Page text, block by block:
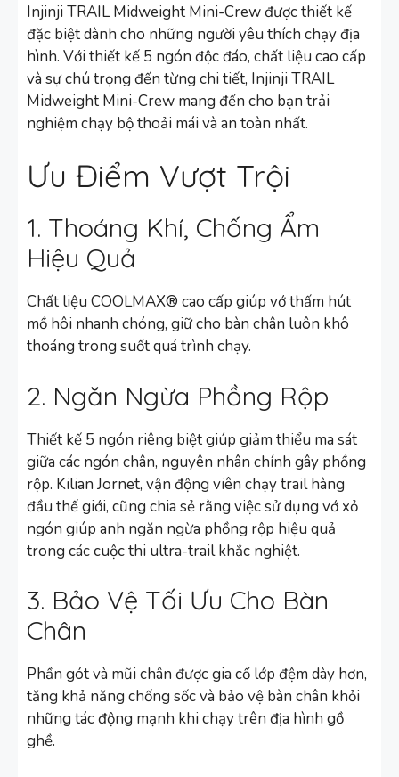
Injinji TRAIL Midweight Mini-Crew được thiết kế
đặc biệt dành cho những người yêu thích chạy địa
hình. Với thiết kế 5 ngón độc đáo, chất liệu cao cấp
và sự chú trọng đến từng chi tiết, Injinji TRAIL
Midweight Mini-Crew mang đến cho bạn trải
nghiệm chạy bộ thoải mái và an toàn nhất.
Ưu Điểm Vượt Trội
1. Thoáng Khí, Chống Ẩm
Hiệu Quả
Chất liệu COOLMAX® cao cấp giúp vớ thấm hút
mồ hôi nhanh chóng, giữ cho bàn chân luôn khô
thoáng trong suốt quá trình chạy.
2. Ngăn Ngừa Phồng Rộp
Thiết kế 5 ngón riêng biệt giúp giảm thiểu ma sát
giữa các ngón chân, nguyên nhân chính gây phồng
rộp. Kilian Jornet, vận động viên chạy trail hàng
đầu thế giới, cũng chia sẻ rằng việc sử dụng vớ xỏ
ngón giúp anh ngăn ngừa phồng rộp hiệu quả
trong các cuộc thi ultra-trail khắc nghiệt.
3. Bảo Vệ Tối Ưu Cho Bàn
Chân
Phần gót và mũi chân được gia cố lớp đệm dày hơn,
tăng khả năng chống sốc và bảo vệ bàn chân khỏi
những tác động mạnh khi chạy trên địa hình gồ
ghề.